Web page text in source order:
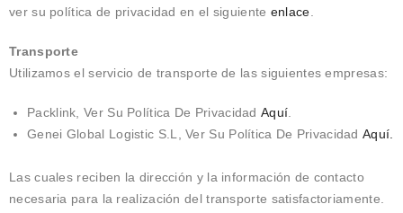
ver su política de privacidad en el siguiente enlace
Transporte
Utilizamos el servicio de transporte de las siguientes empresas:
Packlink, Ver Su Política De PrivacidadAquí
Genei Global Logistic S.L, Ver Su Política De PrivacidadAquí.
Las cuales reciben la dirección y la información de contacto
necesaria para la realización del transporte satisfactoriamente.